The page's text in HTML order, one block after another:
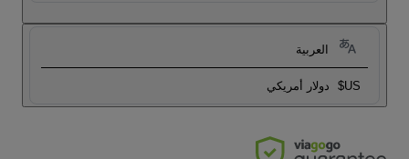
العربية
US$ دولار أمريكي